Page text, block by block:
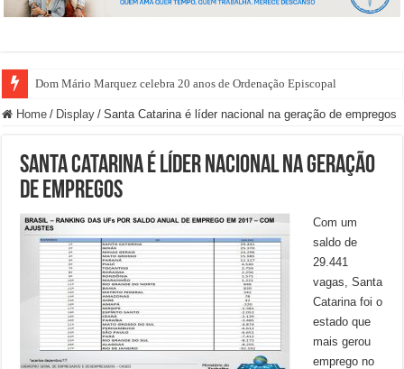
Dom Mário Marquez celebra 20 anos de Ordenação Episcopal
Home / Display / Santa Catarina é líder nacional na geração de empregos
Santa Catarina é líder nacional na geração
de empregos
Com um
saldo de
29.441
vagas, Santa
Catarina foi o
estado que
mais gerou
emprego no